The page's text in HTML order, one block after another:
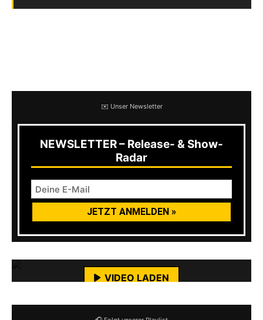
✉️ Unser Newsletter
NEWSLETTER – Release- & Show-
Radar
Datenschutzerklärung von YouTube.
VIDEO LADEN
YouTube-Inhalte immer entsperren